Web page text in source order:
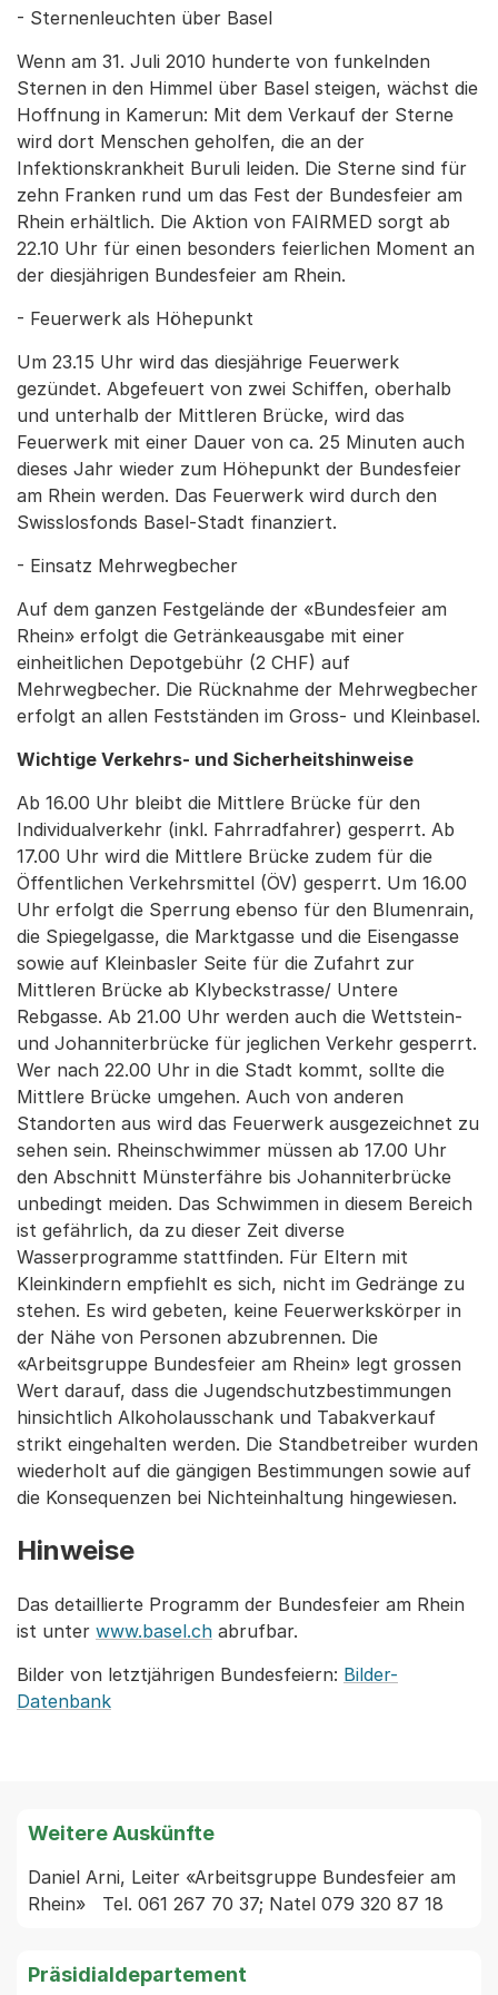
- Sternenleuchten über Basel
Wenn am 31. Juli 2010 hunderte von funkelnden
Sternen in den Himmel über Basel steigen, wächst die
Hoffnung in Kamerun: Mit dem Verkauf der Sterne
wird dort Menschen geholfen, die an der
Infektionskrankheit Buruli leiden. Die Sterne sind für
zehn Franken rund um das Fest der Bundesfeier am
Rhein erhältlich. Die Aktion von FAIRMED sorgt ab
22.10 Uhr für einen besonders feierlichen Moment an
der diesjährigen Bundesfeier am Rhein.
- Feuerwerk als Höhepunkt
Um 23.15 Uhr wird das diesjährige Feuerwerk
gezündet. Abgefeuert von zwei Schiffen, oberhalb
und unterhalb der Mittleren Brücke, wird das
Feuerwerk mit einer Dauer von ca. 25 Minuten auch
dieses Jahr wieder zum Höhepunkt der Bundesfeier
am Rhein werden. Das Feuerwerk wird durch den
Swisslosfonds Basel-Stadt finanziert.
- Einsatz Mehrwegbecher
Auf dem ganzen Festgelände der «Bundesfeier am
Rhein» erfolgt die Getränkeausgabe mit einer
einheitlichen Depotgebühr (2 CHF) auf
Mehrwegbecher. Die Rücknahme der Mehrwegbecher
erfolgt an allen Festständen im Gross- und Kleinbasel.
Wichtige Verkehrs- und Sicherheitshinweise
Ab 16.00 Uhr bleibt die Mittlere Brücke für den
Individualverkehr (inkl. Fahrradfahrer) gesperrt. Ab
17.00 Uhr wird die Mittlere Brücke zudem für die
Öffentlichen Verkehrsmittel (ÖV) gesperrt. Um 16.00
Uhr erfolgt die Sperrung ebenso für den Blumenrain,
die Spiegelgasse, die Marktgasse und die Eisengasse
sowie auf Kleinbasler Seite für die Zufahrt zur
Mittleren Brücke ab Klybeckstrasse/ Untere
Rebgasse. Ab 21.00 Uhr werden auch die Wettstein-
und Johanniterbrücke für jeglichen Verkehr gesperrt.
Wer nach 22.00 Uhr in die Stadt kommt, sollte die
Mittlere Brücke umgehen. Auch von anderen
Standorten aus wird das Feuerwerk ausgezeichnet zu
sehen sein. Rheinschwimmer müssen ab 17.00 Uhr
den Abschnitt Münsterfähre bis Johanniterbrücke
unbedingt meiden. Das Schwimmen in diesem Bereich
ist gefährlich, da zu dieser Zeit diverse
Wasserprogramme stattfinden. Für Eltern mit
Kleinkindern empfiehlt es sich, nicht im Gedränge zu
stehen. Es wird gebeten, keine Feuerwerkskörper in
der Nähe von Personen abzubrennen. Die
«Arbeitsgruppe Bundesfeier am Rhein» legt grossen
Wert darauf, dass die Jugendschutzbestimmungen
hinsichtlich Alkoholausschank und Tabakverkauf
strikt eingehalten werden. Die Standbetreiber wurden
wiederholt auf die gängigen Bestimmungen sowie auf
die Konsequenzen bei Nichteinhaltung hingewiesen.
Hinweise
Das detaillierte Programm der Bundesfeier am Rhein
ist unter www.basel.ch abrufbar.
Bilder von letztjährigen Bundesfeiern: Bilder-
Datenbank
Weitere Auskünfte
Daniel Arni, Leiter «Arbeitsgruppe Bundesfeier am
Rhein»   Tel. 061 267 70 37; Natel 079 320 87 18
Präsidialdepartement